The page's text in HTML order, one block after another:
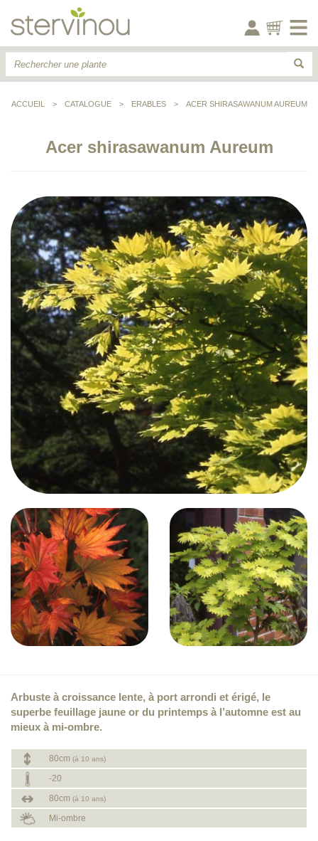
ACCUEIL > CATALOGUE > ERABLES > ACER SHIRASAWANUM AUREUM
Acer shirasawanum Aureum
Arbuste à croissance lente, à port arrondi et érigé, le
superbe feuillage jaune or du printemps à l’automne est au
mieux à mi-ombre.
80cm (à 10 ans)
-20
80cm (à 10 ans)
Mi-ombre